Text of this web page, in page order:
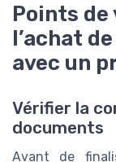
Points
l’achat
avec un
Vérifier la
documents
Avant de